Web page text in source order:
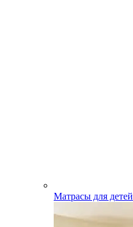
Матрасы для детей